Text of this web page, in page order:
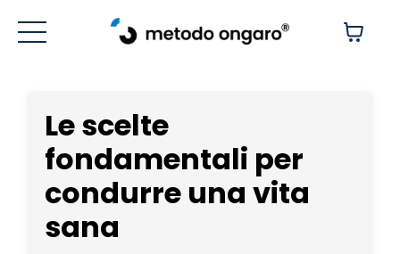
Le scelte
fondamentali per
condurre una vita
sana